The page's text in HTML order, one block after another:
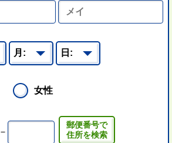
女性
－
郵便番号で
住所を検索